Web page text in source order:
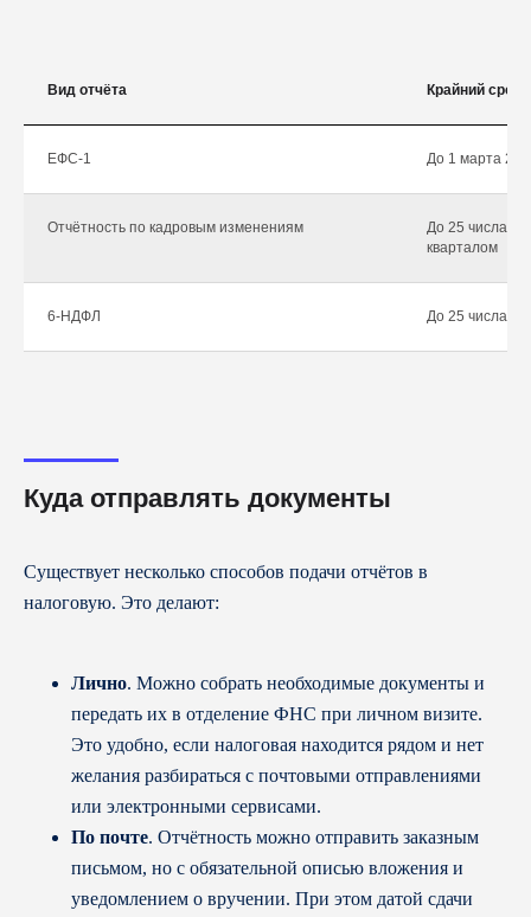
Вид отчёта Крайний срок
ЕФС-1 До 1 марта
Отчётность по кадровым изменениям
До 25 числа
кварталом
6-НДФЛ До 25 числа
Куда отправлять документы
Существует несколько способов подачи отчётов в
налоговую. Это делают:
Лично. Можно собрать необходимые документы и
передать их в отделение ФНС при личном визите.
Это удобно, если налоговая находится рядом и нет
желания разбираться с почтовыми отправлениями
или электронными сервисами.
По почте. Отчётность можно отправить заказным
письмом, но с обязательной описью вложения и
уведомлением о вручении. При этом датой сдачи